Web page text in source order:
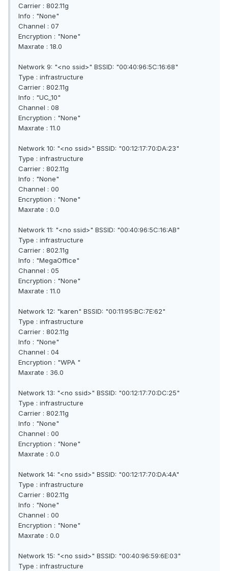
Carrier : 802.11g
Info : "None"
Channel : 07
Encryption : "None"
Maxrate : 18.0
Network 9: "<no ssid>" BSSID: "00:40:96:5C:16:68"
Type : infrastructure
Carrier : 802.11g
Info : "UC_10"
Channel : 08
Encryption : "None"
Maxrate : 11.0
Network 10: "<no ssid>" BSSID: "00:12:17:70:DA:23"
Type : infrastructure
Carrier : 802.11g
Info : "None"
Channel : 00
Encryption : "None"
Maxrate : 0.0
Network 11: "<no ssid>" BSSID: "00:40:96:5C:16:AB"
Type : infrastructure
Carrier : 802.11g
Info : "MegaOffice"
Channel : 05
Encryption : "None"
Maxrate : 11.0
Network 12: "karen" BSSID: "00:11:95:BC:7E:62"
Type : infrastructure
Carrier : 802.11g
Info : "None"
Channel : 04
Encryption : "WPA "
Maxrate : 36.0
Network 13: "<no ssid>" BSSID: "00:12:17:70:DC:25"
Type : infrastructure
Carrier : 802.11g
Info : "None"
Channel : 00
Encryption : "None"
Maxrate : 0.0
Network 14: "<no ssid>" BSSID: "00:12:17:70:DA:4A"
Type : infrastructure
Carrier : 802.11g
Info : "None"
Channel : 00
Encryption : "None"
Maxrate : 0.0
Network 15: "<no ssid>" BSSID: "00:40:96:59:6E:03"
Type : infrastructure